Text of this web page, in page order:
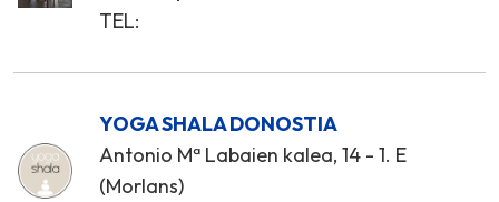
TEL:
YOGA SHALA DONOSTIA
Antonio Mª Labaien kalea, 14 - 1. E
(Morlans)